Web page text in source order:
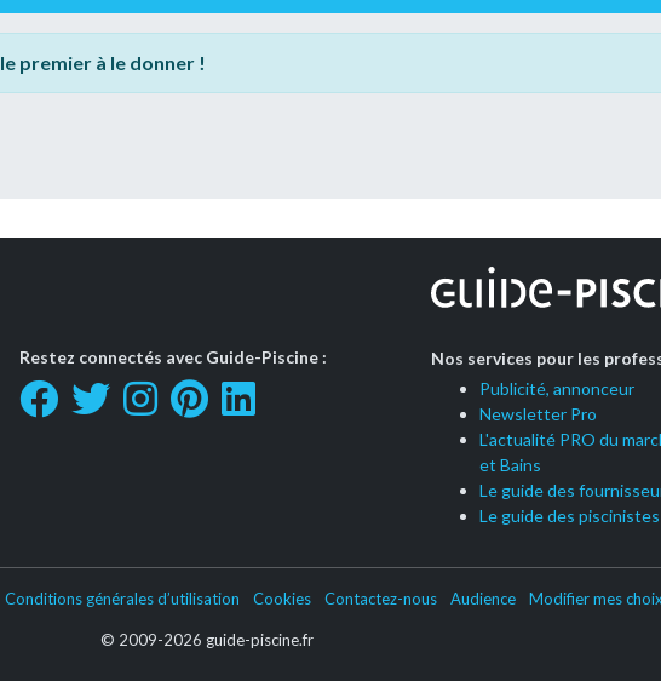
premier à le donner !
Restez connectés avec Guide-Piscine :
Nos services pour les
Publicité, annonceur
Newsletter Pro
L'actualité PRO du
et Bains
Le guide des
Le guide des piscinistes
Conditions générales d’utilisation Cookies Contactez-nous Audience Modifier mes
© 2009-2026 guide-piscine.fr